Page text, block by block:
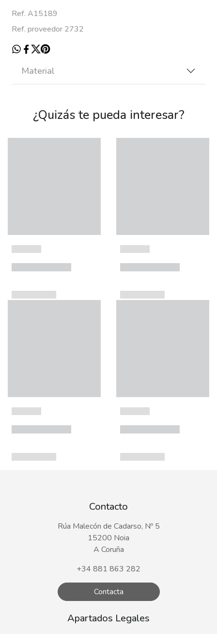
Ref. A15189
Ref. proveedor 2732
Material
¿Quizás te pueda interesar?
Contacto
Rúa Malecón de Cadarso, Nº 5
15200 Noia
A Coruña
+34 881 863 282
Contacta
Apartados Legales